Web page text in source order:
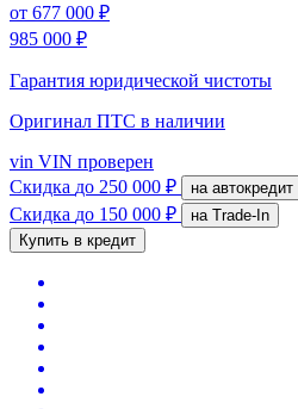
от 677 000 ₽
985 000 ₽
Гарантия юридической чистоты
Оригинал ПТС в наличии
vin VIN проверен
Скидка до 250 000 ₽ на автокредит
Скидка до 150 000 ₽
на Trade-In
Купить в кредит